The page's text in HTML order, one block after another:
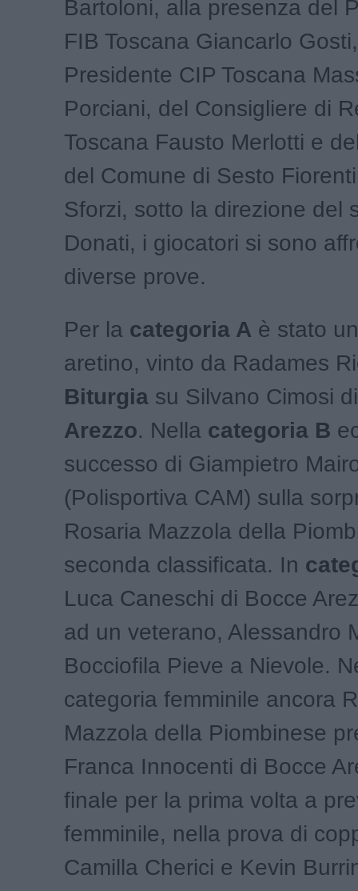
Bartoloni, alla presenza del
FIB Toscana Giancarlo
Presidente CIP Toscana
Porciani, del Consigliere di
Toscana Fausto Merlotti e
del Comune di Sesto
Sforzi, sotto la direzione del
Donati, i giocatori si sono
diverse prove.
Per la categoria A è stato
aretino, vinto da Radames
Biturgia su Silvano Cimosi
Arezzo. Nella categoria B
successo di Giampietro
(Polisportiva CAM) sulla
Rosaria Mazzola della
seconda classificata. In
Luca Caneschi di Bocce
ad un veterano, Alessandro
Bocciofila Pieve a Nievole.
categoria femminile ancora
Mazzola della Piombinese
Franca Innocenti di Bocce
finale per la prima volta a
femminile, nella prova di
Camilla Cherici e Kevin